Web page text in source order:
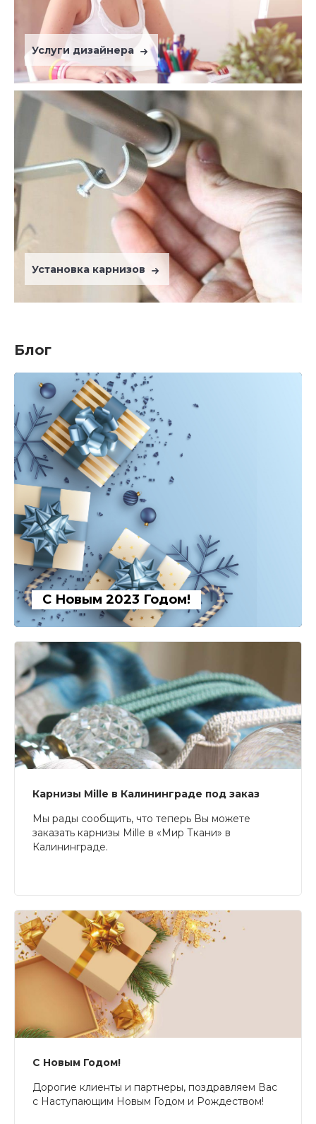
Услуги дизайнера
Установка карнизов
Блог
С Новым 2023 Годом!
Карнизы Mille в Калининграде под заказ
Мы рады сообщить, что теперь Вы можете
заказать карнизы Mille в «Мир Ткани» в
Калининграде.
С Новым Годом!
Дорогие клиенты и партнеры, поздравляем Вас
с Наступающим Новым Годом и Рождеством!